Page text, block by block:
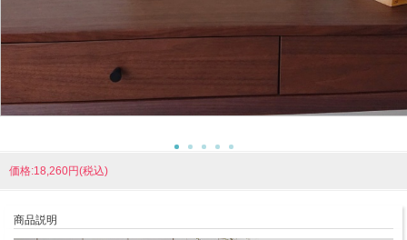
価格:18,260円(税込)
商品説明